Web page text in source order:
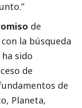
de
la búsqueda
sido
de
de
Planeta,